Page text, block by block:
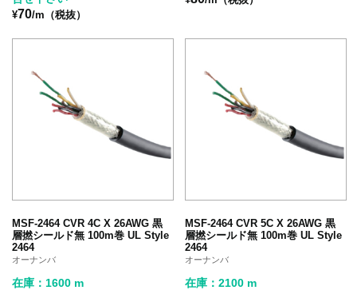
¥70/m（税抜）
MSF-2464 CVR 4C X 26AWG 黒
層撚シールド無 100m巻 UL Style
2464
オーナンバ
在庫：1600 m
MSF-2464 CVR 5C X 26AWG 黒
層撚シールド無 100m巻 UL Style
2464
オーナンバ
在庫：2100 m